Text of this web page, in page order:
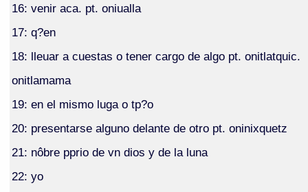
16: venir aca. pt. oniualla
17: q?en
18: lleuar a cuestas o tener cargo de algo pt. onitlatquic.
onitlamama
19: en el mismo luga o tp?o
20: presentarse alguno delante de otro pt. oninixquetz
21: nôbre pprio de vn dios y de la luna
22: yo